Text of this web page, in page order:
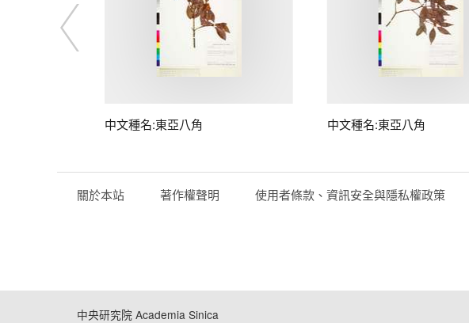
中文種名:東亞八角 中文種名:東亞八角
關於本站 著作權聲明 使用者條款、資訊安全與隱私權政策
中央研究院 Academia Sinica